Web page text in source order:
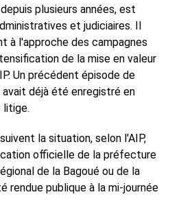
plusieurs années, est
et judiciaires. Il
à l'approche des campagnes
de la mise en valeur
Un précédent épisode de
avait déjà été enregistré en
litige.
la situation, selon l'AIP,
officielle de la préfecture
de la Bagoué ou de la
rendue publique à la mi-journée